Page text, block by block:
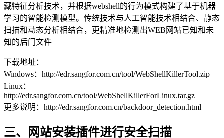
藏特征分析技术，并根据webshell的行为模式构建了基于机器
学习的智能检测模型。传统技术与人工智能技术相结合、静态
扫描和动态分析相结合，更精准地检测出WEB网站已知和未
知的后门文件
下载地址：
Windows：http://edr.sangfor.com.cn/tool/WebShellKillerTool.zip
Linux：
http://edr.sangfor.com.cn/tool/WebShellKillerForLinux.tar.gz
更多说明：http://edr.sangfor.com.cn/backdoor_detection.html
三、网站安装插件进行安全扫描